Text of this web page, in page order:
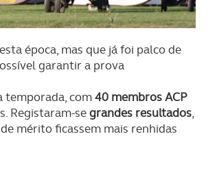
época, mas que já foi palco de
garantir a prova
temporada, com40 membros ACP
Registaram-segrandes resultados,
mérito ficassem mais renhidas